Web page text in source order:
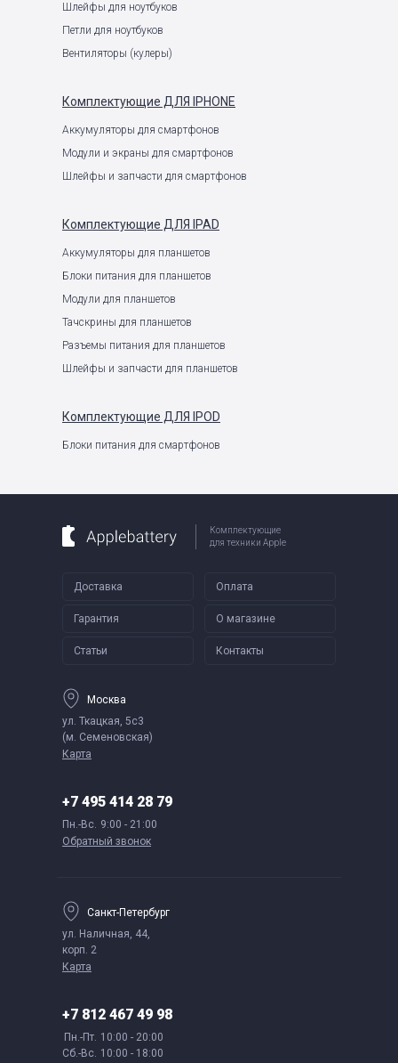
Шлейфы для ноутбуков
Петли для ноутбуков
Вентиляторы (кулеры)
Комплектующие ДЛЯ IPHONE
Аккумуляторы для смартфонов
Модули и экраны для смартфонов
Шлейфы и запчасти для смартфонов
Комплектующие ДЛЯ IPAD
Аккумуляторы для планшетов
Блоки питания для планшетов
Модули для планшетов
Тачскрины для планшетов
Разъемы питания для планшетов
Шлейфы и запчасти для планшетов
Комплектующие ДЛЯ IPOD
Блоки питания для смартфонов
Комплектующие
для техники Apple
Доставка Оплата
Гарантия О магазине
Статьи Контакты
Москва
ул. Ткацкая, 5с3
(м. Семеновская)
Карта
+7 495 414 28 79
Пн.-Вс. 9:00 - 21:00
Обратный звонок
Санкт-Петербург
ул. Наличная, 44,
корп. 2
Карта
+7 812 467 49 98
Пн.-Пт. 10:00 - 20:00
Сб.-Вс. 10:00 - 18:00